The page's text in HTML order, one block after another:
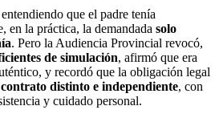
que el padre tenía
en la práctica, la demandada solo
. Pero la Audiencia Provincial revocó,
de simulación, afirmó que era
y recordó que la obligación legal
contrato distinto e independiente, con
y cuidado personal.